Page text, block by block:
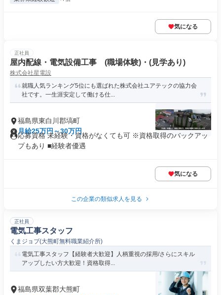
気になる
正社員
屋内配線・電気設備工事 (職場体験)・(見学あり)
株式会社星電設
就職人気ランキング5位にも選ばれた株式会社ユアテックの協力会
社です。一生涯安定して働ける仕...
福島県東白川郡塙町
月給25万円～30万円
応募資格 未経験・資格がなくても可 ※資格取得のバックアッ
プもあり ■経験者優遇
気になる
この企業の類似求人を見る
正社員
電気工事スタッフ
くまジョブ(大熊町無料職業紹介所)
電気工事スタッフ【経験者大歓迎】人柄重視の採用/さらにスキル
アップしたい方大歓迎！資格取得...
福島県双葉郡大熊町